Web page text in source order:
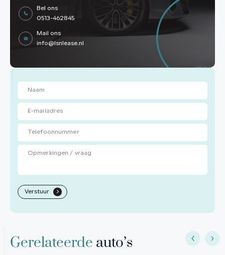
Bel ons
0513-462845
Mail ons
info@lsnlease.nl
Verstuur .
Gerelateerde auto’s